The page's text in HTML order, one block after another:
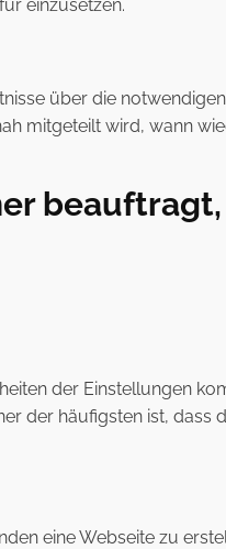
einzusetzen.
über die
mitgeteilt wird, wann
der Einstellungen
der häufigsten ist, dass
eine Webseite zu